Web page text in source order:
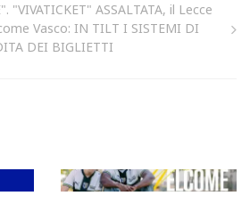
"VIVATICKET" ASSALTATA, il Lecce
Vasco: IN TILT I SISTEMI DI
DEI BIGLIETTI